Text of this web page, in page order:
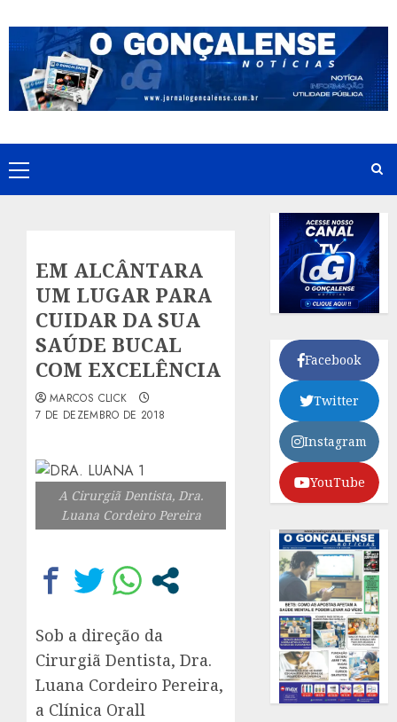
to
content
Primary
Menu
EM ALCÂNTARA
UM LUGAR PARA
CUIDAR DA SUA
SAÚDE BUCAL
COM EXCELÊNCIA
MARCOS CLICK
7 DE DEZEMBRO DE 2018
A Cirurgiã Dentista, Dra.
Luana Cordeiro Pereira
Sob a direção da
Cirurgiã Dentista, Dra.
Luana Cordeiro Pereira,
a Clínica Orall
Facebook
Twitter
Instagram
YouTube